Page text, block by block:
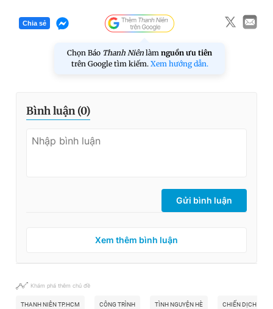
Chia sẻ
Chọn Báo Thanh Niên làm nguồn ưu tiên
trên Google tìm kiếm. Xem hướng dẫn.
Bình luận (0)
Gửi bình luận
Xem thêm bình luận
Khám phá thêm chủ đề
THANH NIÊN TP.HCM CÔNG TRÌNH TÌNH NGUYỆN HÈ CHIẾN DỊCH